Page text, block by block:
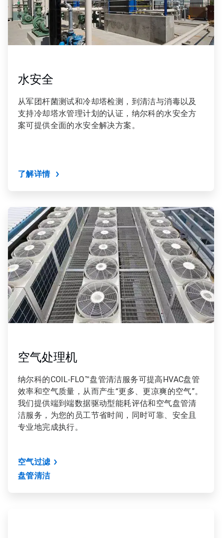
水安全
从军团杆菌测试和冷却塔检测，到清洁与消毒以及
支持冷却塔水管理计划的认证，纳尔科的水安全方
案可提供全面的水安全解决方案。
了解详情
ArticleTile
，
共
9
空气处理机
纳尔科的COIL-FLO™盘管清洁服务可提高HVAC盘管
效率和空气质量，从而产生“更多、更凉爽的空气”。
我们提供端到端数据驱动型能耗评估和空气盘管清
洁服务，为您的员工节省时间，同时可靠、安全且
专业地完成执行。
空气过滤
盘管清洁